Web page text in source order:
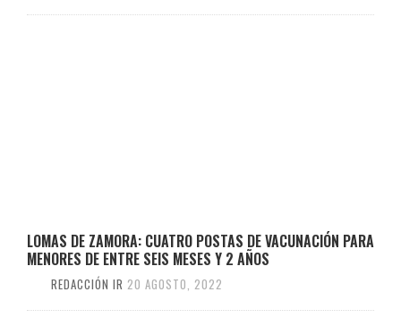
LOMAS DE ZAMORA: CUATRO POSTAS DE VACUNACIÓN PARA
MENORES DE ENTRE SEIS MESES Y 2 AÑOS
REDACCIÓN IR 20 AGOSTO, 2022